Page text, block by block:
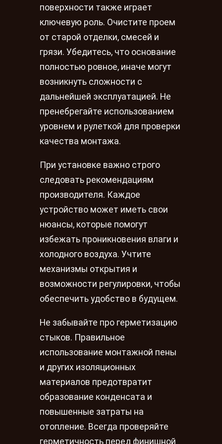
поверхности также играет
ключевую роль. Очистите проем
от старой отделки, смесей и
грязи. Убедитесь, что основание
полностью ровное, иначе могут
возникнуть сложности с
дальнейшей эксплуатацией. Не
пренебрегайте использованием
уровнем и рулеткой для проверки
качества монтажа.
При установке важно строго
следовать рекомендациям
производителя. Каждое
устройство может иметь свои
нюансы, которые помогут
избежать проникновения влаги и
холодного воздуха. Учтите
механизмы открытия и
возможности регулировки, чтобы
обеспечить удобство в будущем.
Не забывайте про герметизацию
стыков. Правильное
использование монтажной пены
и других изоляционных
материалов предотвратит
образование конденсата и
повышенные затраты на
отопление. Всегда проверяйте
герметичность перед финишной